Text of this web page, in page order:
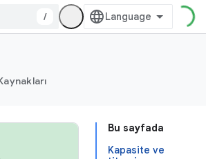
/
Bu sayfada
Kapasite ve